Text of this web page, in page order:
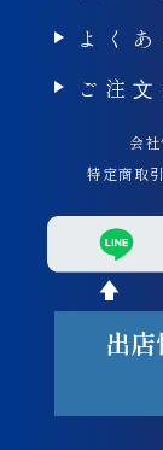
よく
ご注
会
特定商取
出